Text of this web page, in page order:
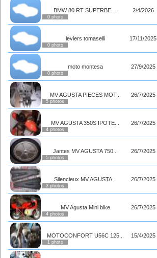
BMW 80 RT SUPERBE ...
0 photo
2/4/2026
leviers tomaselli
0 photo
17/11/2025
moto montesa
0 photo
27/9/2025
MV AGUSTA PIECES MOT...
5 photos
26/7/2025
MV AGUSTA 350S IPOTE...
4 photos
26/7/2025
Jantes MV AGUSTA 750...
5 photos
26/7/2025
Silencieux MV AGUSTA...
3 photos
26/7/2025
MV Agusta Mini bike
4 photos
26/7/2025
MOTOCONFORT U56C 125...
1 photo
15/4/2025